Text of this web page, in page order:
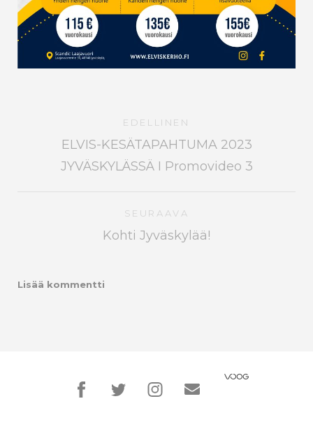
EDELLINEN
ELVIS-KESÄTAPAHTUMA 2023
JYVÄSKYLÄSSÄ I Promovideo 3
SEURAAVA
Kohti Jyväskylää!
Lisää kommentti